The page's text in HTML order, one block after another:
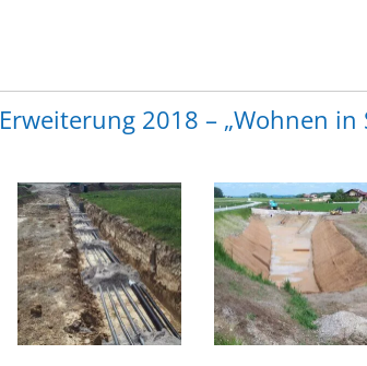
Erweiterung 2018 – „Wohnen in